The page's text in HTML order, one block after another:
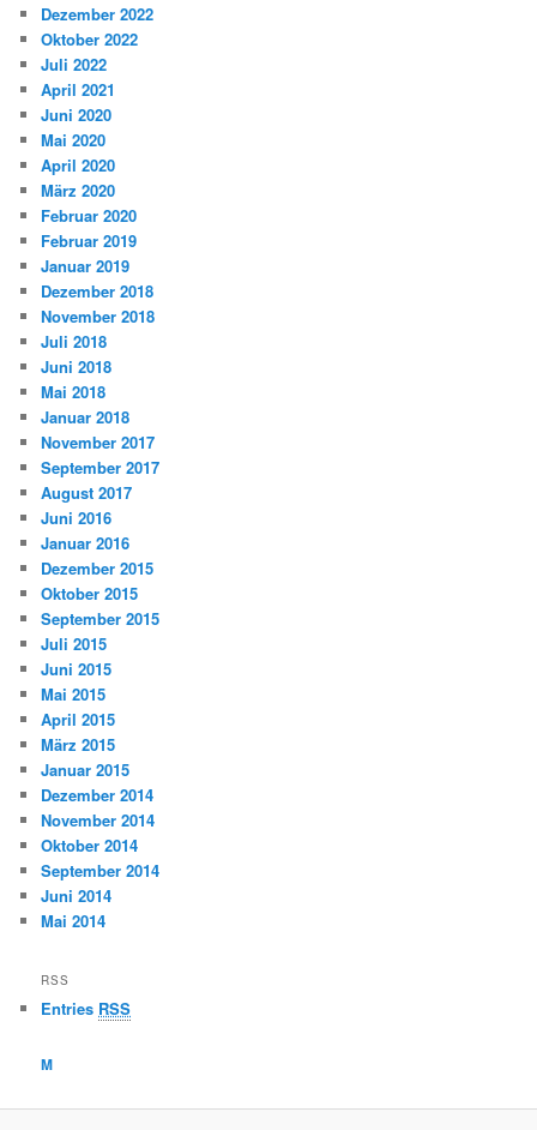
Dezember 2022
Oktober 2022
Juli 2022
April 2021
Juni 2020
Mai 2020
April 2020
März 2020
Februar 2020
Februar 2019
Januar 2019
Dezember 2018
November 2018
Juli 2018
Juni 2018
Mai 2018
Januar 2018
November 2017
September 2017
August 2017
Juni 2016
Januar 2016
Dezember 2015
Oktober 2015
September 2015
Juli 2015
Juni 2015
Mai 2015
April 2015
März 2015
Januar 2015
Dezember 2014
November 2014
Oktober 2014
September 2014
Juni 2014
Mai 2014
RSS
Entries RSS
M